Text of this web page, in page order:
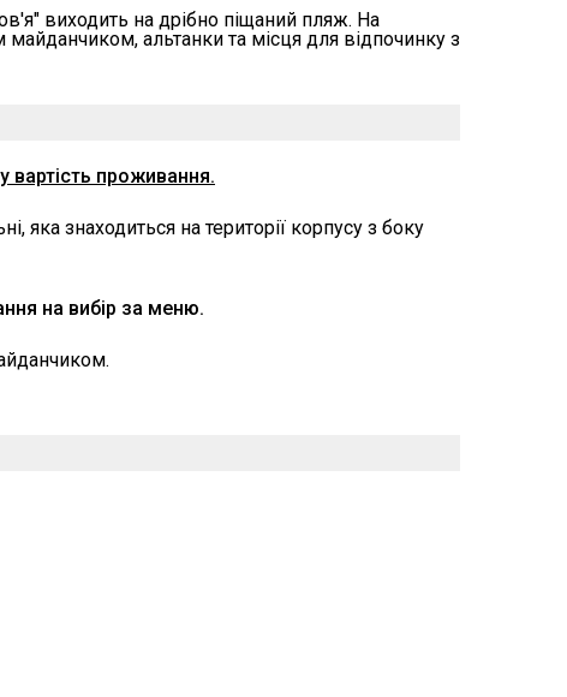
виходить на дрібно піщаний пляж. На
майданчиком, альтанки та місця для відпочинку з
вартість проживання.
яка знаходиться на території корпусу з боку
на вибір за меню.